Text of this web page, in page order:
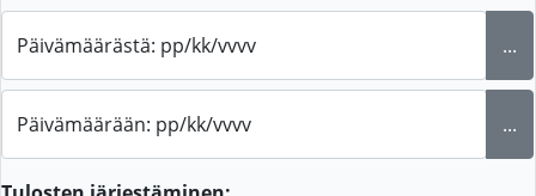
Päivämäärästä: pp/kk/vvvv ...
Päivämäärään: pp/kk/vvvv ...